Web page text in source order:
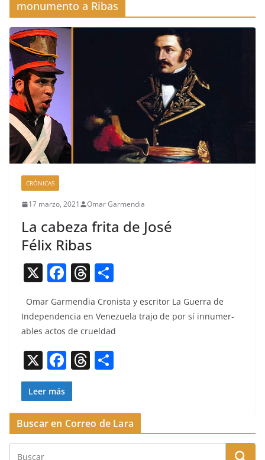
monumento a Ribas
CRÓNICAS
17 marzo, 2021 Omar Garmendia
La cabeza frita de José
Félix Ribas
X F
c
e
b
o
o
k
T
re
a
d
s
o
m
p
Omar Gar­men­dia Cro­nista y escritor La Guer­ra de
Inde­pen­den­cia en Venezuela tra­jo de por sí innu­mer­
ables actos de crueldad
X F
a
c
e
b
T
a
d
p
ar
Leer más
Buscar en Correo de Lara